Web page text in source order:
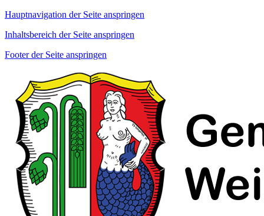
Hauptnavigation der Seite anspringen
Inhaltsbereich der Seite anspringen
Footer der Seite anspringen